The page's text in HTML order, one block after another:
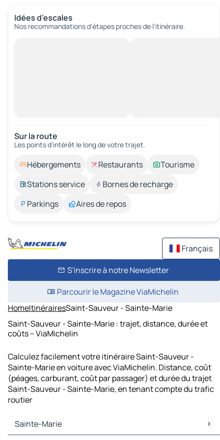
Idées d’escales
Nos recommandations d'étapes proches de l’itinéraire.
Sur la route
Les points d’intérêt le long de votre trajet.
Hébergements Restaurants
Tourisme
Stations service
Bornes de recharge
Parkings
Aires de repos
Français
S'inscrire à notre Newsletter
Parcourir le Magazine ViaMichelin
HomeItinérairesSaint-Sauveur - Sainte-Marie
Saint-Sauveur - Sainte-Marie : trajet, distance, durée et
coûts – ViaMichelin
Calculez facilement votre itinéraire Saint-Sauveur -
Sainte-Marie en voiture avec ViaMichelin. Distance, coût
(péages, carburant, coût par passager) et durée du trajet
Saint-Sauveur - Sainte-Marie, en tenant compte du trafic
routier
Sainte-Marie